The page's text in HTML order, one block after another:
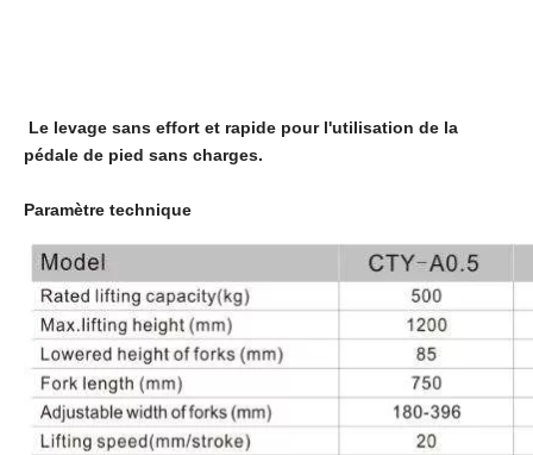
Le levage sans effort et rapide pour l'utilisation de la
pédale de pied sans charges.
Paramètre technique